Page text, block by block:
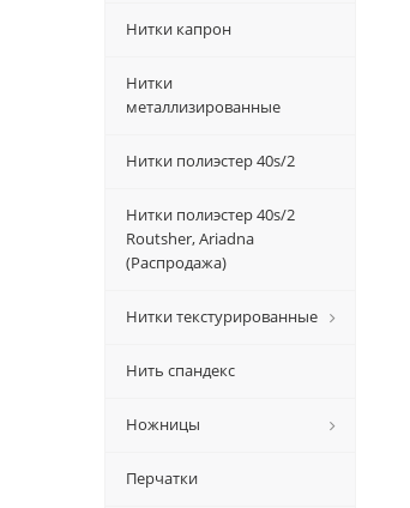
Нитки капрон
Нитки
металлизированные
Нитки полиэстер 40s/2
Нитки полиэстер 40s/2
Routsher, Ariadna
(Распродажа)
Нитки текстурированные
Нить спандекс
Ножницы
Перчатки